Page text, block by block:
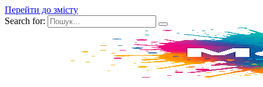
Перейти до змісту
Search for: